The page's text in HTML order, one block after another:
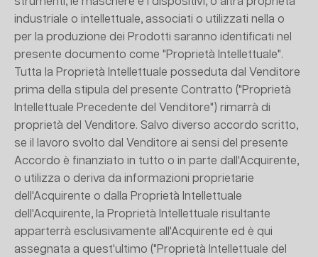
industriale o intellettuale, associati o utilizzati nella o
per la produzione dei Prodotti saranno identificati nel
presente documento come "Proprietà Intellettuale".
Tutta la Proprietà Intellettuale posseduta dal Venditore
prima della stipula del presente Contratto ("Proprietà
Intellettuale Precedente del Venditore") rimarrà di
proprietà del Venditore. Salvo diverso accordo scritto,
se il lavoro svolto dal Venditore ai sensi del presente
Accordo è finanziato in tutto o in parte dall'Acquirente,
o utilizza o deriva da informazioni proprietarie
dell'Acquirente o dalla Proprietà Intellettuale
dell'Acquirente, la Proprietà Intellettuale risultante
apparterrà esclusivamente all'Acquirente ed è qui
assegnata a quest'ultimo ("Proprietà Intellettuale del